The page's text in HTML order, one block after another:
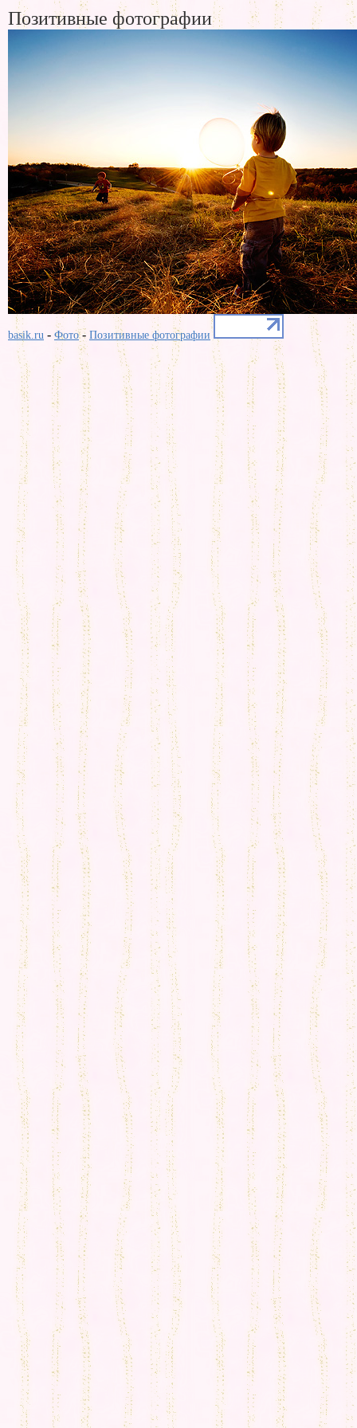
Позитивные фотографии
basik.ru - Фото- Позитивные фотографии